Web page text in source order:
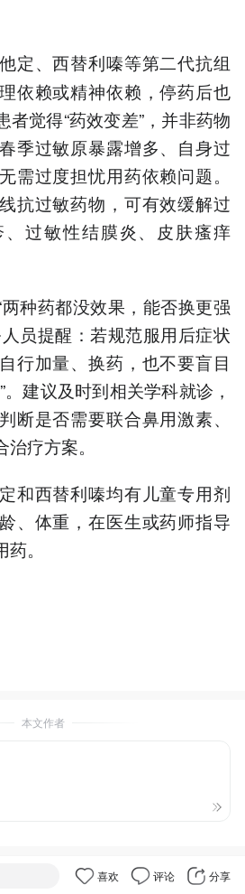
定、西替利嗪等第二代抗组
依赖或精神依赖，停药后也
者觉得“药效变差”，并非药物
季过敏原暴露增多、自身过
需过度担忧用药依赖问题。
抗过敏药物，可有效缓解过
过敏性结膜炎、皮肤瘙痒
种药都没效果，能否换更强
员提醒：若规范服用后症状
行加量、换药，也不要盲目
建议及时到相关学科就诊，
断是否需要联合鼻用激素、
疗方案。
西替利嗪均有儿童专用剂
、体重，在医生或药师指导
。
本文作者
喜欢 评论 分享